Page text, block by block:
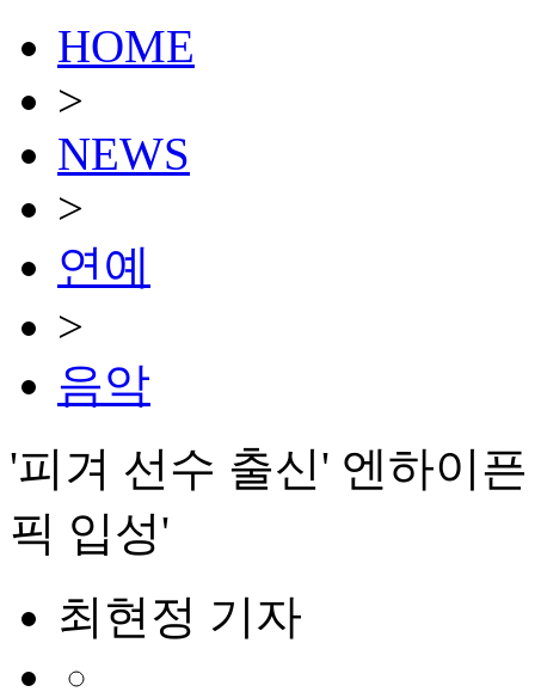
HOME
>
NEWS
>
연예
>
음악
'피겨 선수 출신' 엔하이
픽 입성'
최현정 기자